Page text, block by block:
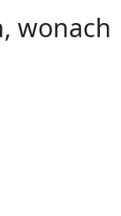
wonach